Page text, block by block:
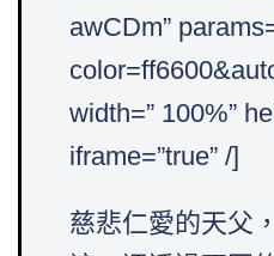
awCDm”
width=” 100%”
iframe=”true” /]
慈悲仁愛的天父